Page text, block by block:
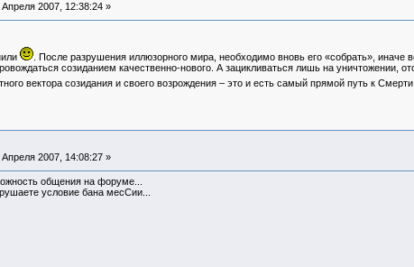
Апреля 2007, 12:38:24 »
. После разрушения иллюзорного мира, необходимо вновь его «собрать»,
созиданием качественно-нового. А зацикливаться лишь на уничтожении,
вектора созидания и своего возрождения – это и есть самый прямой путь к
Апреля 2007, 14:08:27 »
общения на форуме...
условие бана месСии...